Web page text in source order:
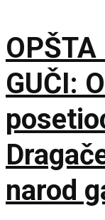
GUČI:
narod